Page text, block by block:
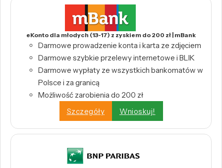
eKonto dla młodych (13-17) z zyskiem do 200 zł | mBank
Darmowe prowadzenie konta i karta ze zdjęciem
Darmowe szybkie przelewy internetowe i BLIK
Darmowe wypłaty ze wszystkich bankomatów w
Polsce i za granicą
Możliwość zarobienia do 200 zł
Szczegóły
Wnioskuj!